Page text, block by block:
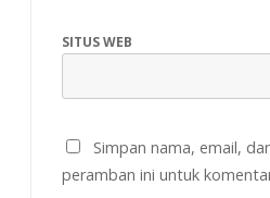
SITUS WEB
Simpan nama, email,
peramban ini untuk